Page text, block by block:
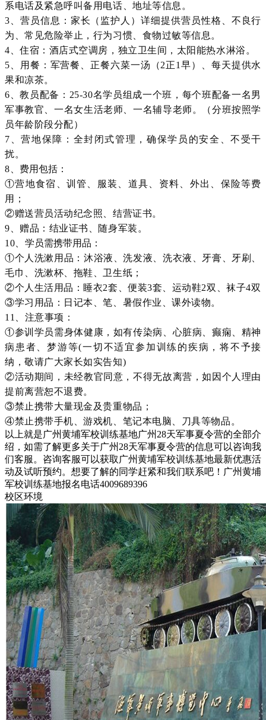
系电话及紧急呼叫备用电话、地址等信息。
3、营员信息：家长（监护人）详细提供营员性格、不良行
为、常见危险举止，行为习惯、食物过敏等信息。
4、住宿：酒店式空调房，独立卫生间，太阳能热水淋浴。
5、用餐：军营餐、正餐六菜一汤（2正1早）、每天提供水
果和凉茶。
6、教员配备：25-30名学员组成一个班，每个班配备一名男
军事教官、一名女生活老师、一名辅导老师。（分班按照学
员年龄阶段分配）
7、营地保障：全封闭式管理，确保学员的安全、不受干
扰。
8、 费用包括：
①营地食宿、训管、服装、道具、资料、外出、保险等费
用；
②赠送营员活动纪念照、结营证书。
9、赠品：结业证书、随身军装。
10、 学员需携带用品：
①个人洗漱用品：沐浴液、洗发液、洗衣液、牙膏、牙刷、
毛巾、洗漱杯、拖鞋、卫生纸；
②个人生活用品：睡衣2套、便装3套、运动鞋2双、袜子4双
③学习用品：日记本、笔、暑假作业、课外读物。
11、注意事项：
①参训学员需身体健康，如有传染病、心脏病、癫痫、精神
病患者、梦游等(一切不适宜参加训练的疾病，将不予接
纳，敬请广大家长如实告知)
②活动期间，未经教官同意，不得无故离营，如因个人理由
提前离营恕不退费。
③禁止携带大量现金及贵重物品；
④禁止携带手机、游戏机、笔记本电脑、刀具等物品。
以上就是广州黄埔军校训练基地广州28天军事夏令营的全部介
绍，如需了解更多关于广州28天军事夏令营的信息可以咨询我
们客服。咨询客服可以获取广州黄埔军校训练基地最新优惠活
动及试听预约。想要了解的同学赶紧和我们联系吧！广州黄埔
军校训练基地报名电话4009689396
校区环境